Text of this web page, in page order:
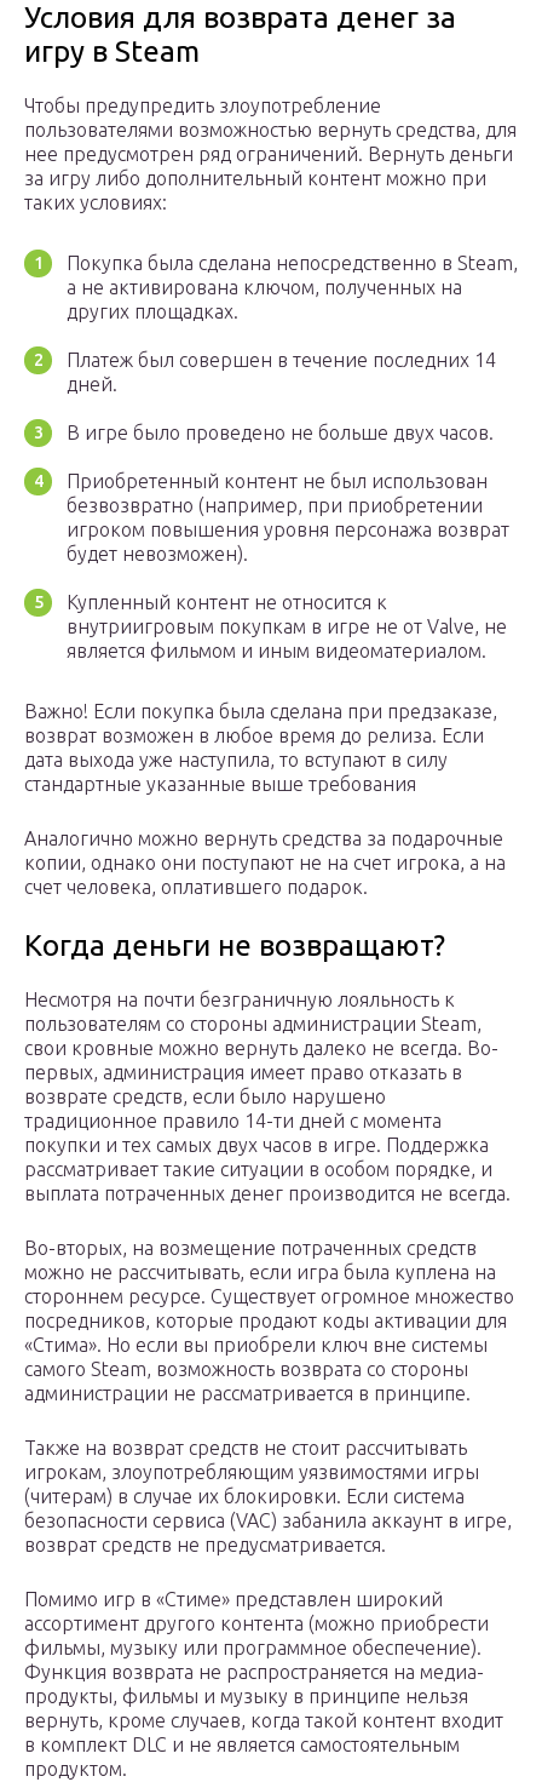
Условия для возврата денег за
игру в Steam
Чтобы предупредить злоупотребление
пользователями возможностью вернуть средства, для
нее предусмотрен ряд ограничений. Вернуть деньги
за игру либо дополнительный контент можно при
таких условиях:
Покупка была сделана непосредственно в Steam,
а не активирована ключом, полученных на
других площадках.
Платеж был совершен в течение последних 14
дней.
В игре было проведено не больше двух часов.
Приобретенный контент не был использован
безвозвратно (например, при приобретении
игроком повышения уровня персонажа возврат
будет невозможен).
Купленный контент не относится к
внутриигровым покупкам в игре не от Valve, не
является фильмом и иным видеоматериалом.
Важно! Если покупка была сделана при предзаказе,
возврат возможен в любое время до релиза. Если
дата выхода уже наступила, то вступают в силу
стандартные указанные выше требования
Аналогично можно вернуть средства за подарочные
копии, однако они поступают не на счет игрока, а на
счет человека, оплатившего подарок.
Когда деньги не возвращают?
Несмотря на почти безграничную лояльность к
пользователям со стороны администрации Steam,
свои кровные можно вернуть далеко не всегда. Во-
первых, администрация имеет право отказать в
возврате средств, если было нарушено
традиционное правило 14-ти дней с момента
покупки и тех самых двух часов в игре. Поддержка
рассматривает такие ситуации в особом порядке, и
выплата потраченных денег производится не всегда.
Во-вторых, на возмещение потраченных средств
можно не рассчитывать, если игра была куплена на
стороннем ресурсе. Существует огромное множество
посредников, которые продают коды активации для
«Стима». Но если вы приобрели ключ вне системы
самого Steam, возможность возврата со стороны
администрации не рассматривается в принципе.
Также на возврат средств не стоит рассчитывать
игрокам, злоупотребляющим уязвимостями игры
(читерам) в случае их блокировки. Если система
безопасности сервиса (VAC) забанила аккаунт в игре,
возврат средств не предусматривается.
Помимо игр в «Стиме» представлен широкий
ассортимент другого контента (можно приобрести
фильмы, музыку или программное обеспечение).
Функция возврата не распространяется на медиа-
продукты, фильмы и музыку в принципе нельзя
вернуть, кроме случаев, когда такой контент входит
в комплект DLC и не является самостоятельным
продуктом.